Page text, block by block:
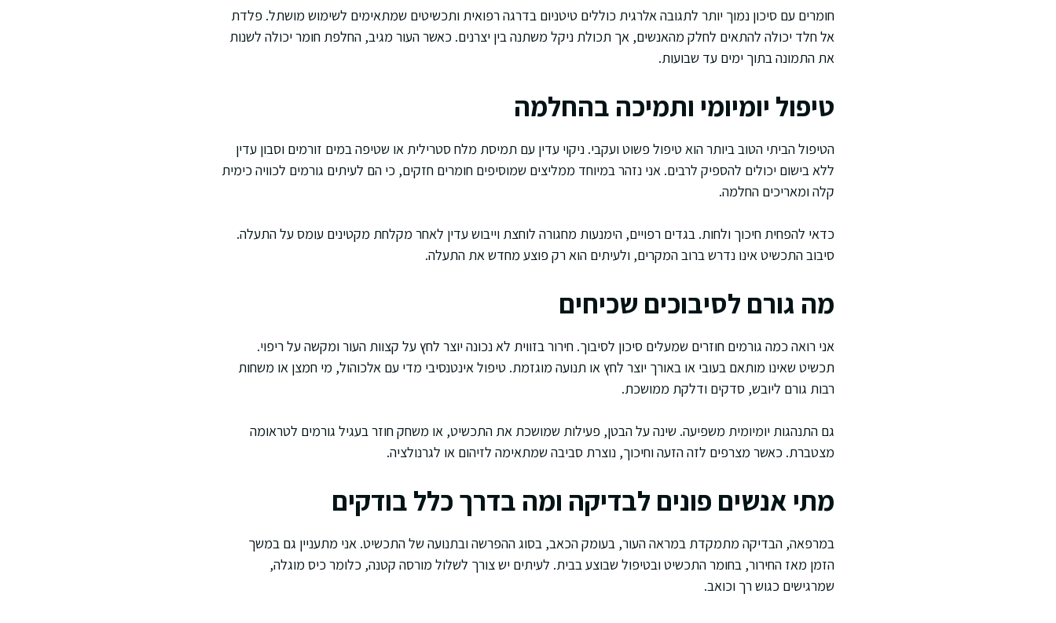
חומרים עם סיכון נמוך יותר לתגובה אלרגית כוללים טיטניום בדרגה רפואית ותכשיטים שמתאימים לשימוש מושתל. פלדת
אל חלד יכולה להתאים לחלק מהאנשים, אך תכולת ניקל משתנה בין יצרנים. כאשר העור מגיב, החלפת חומר יכולה לשנות
את התמונה בתוך ימים עד שבועות.
טיפול יומיומי ותמיכה בהחלמה
הטיפול הביתי הטוב ביותר הוא טיפול פשוט ועקבי. ניקוי עדין עם תמיסת מלח סטרילית או שטיפה במים זורמים וסבון עדין
ללא בישום יכולים להספיק לרבים. אני נזהר במיוחד ממליצים שמוסיפים חומרים חזקים, כי הם לעיתים גורמים לכוויה כימית
קלה ומאריכים החלמה.
כדאי להפחית חיכוך ולחות. בגדים רפויים, הימנעות מחגורה לוחצת וייבוש עדין לאחר מקלחת מקטינים עומס על התעלה.
סיבוב התכשיט אינו נדרש ברוב המקרים, ולעיתים הוא רק פוצע מחדש את התעלה.
מה גורם לסיבוכים שכיחים
אני רואה כמה גורמים חוזרים שמעלים סיכון לסיבוך. חירור בזווית לא נכונה יוצר לחץ על קצוות העור ומקשה על ריפוי.
תכשיט שאינו מותאם בעובי או באורך יוצר לחץ או תנועה מוגזמת. טיפול אינטנסיבי מדי עם אלכוהול, מי חמצן או משחות
רבות גורם ליובש, סדקים ודלקת ממושכת.
גם התנהגות יומיומית משפיעה. שינה על הבטן, פעילות שמושכת את התכשיט, או משחק חוזר בעגיל גורמים לטראומה
מצטברת. כאשר מצרפים לזה הזעה וחיכוך, נוצרת סביבה שמתאימה לזיהום או לגרנולציה.
מתי אנשים פונים לבדיקה ומה בדרך כלל בודקים
במרפאה, הבדיקה מתמקדת במראה העור, בעומק הכאב, בסוג ההפרשה ובתנועה של התכשיט. אני מתעניין גם במשך
הזמן מאז החירור, בחומר התכשיט ובטיפול שבוצע בבית. לעיתים יש צורך לשלול מורסה קטנה, כלומר כיס מוגלה,
שמרגישים כגוש רך וכואב.